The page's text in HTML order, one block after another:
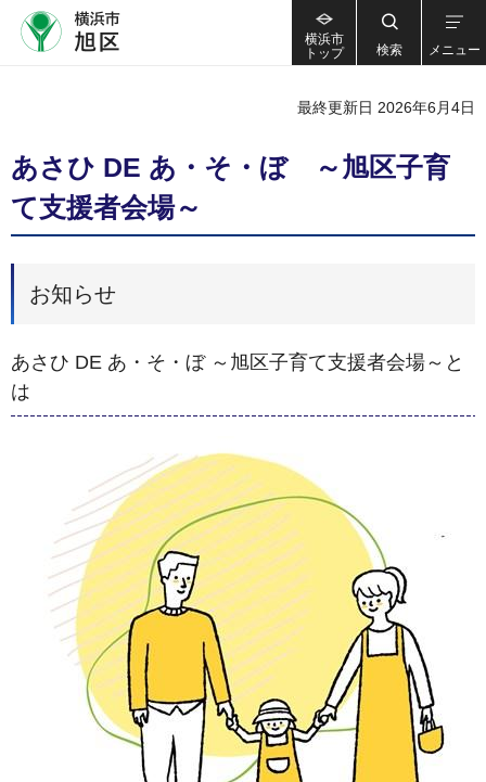
横浜市
トップ
検索 メニュー
最終更新日 2026年6月4日
あさひ DE あ・そ・ぼ ～旭区子育
て支援者会場～
お知らせ
あさひ DE あ・そ・ぼ ～旭区子育て支援者会場～と
は